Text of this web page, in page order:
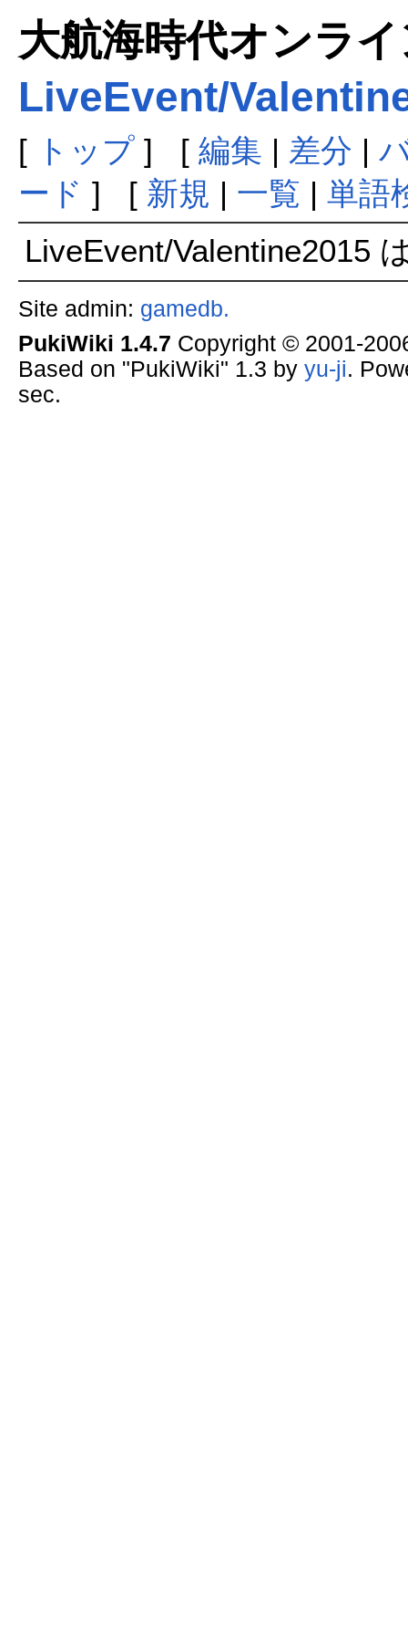
大航海時代オンラ
LiveEvent/
[ トップ] [ 編集 | 差分 |
ード ] [ 新規 | 一覧 | 単語
LiveEvent/Valentine2015
Site admin: gamedb.
PukiWiki 1.4.7 Copyright © 2001-
Based on "PukiWiki" 1.3 by yu-ji.
sec.